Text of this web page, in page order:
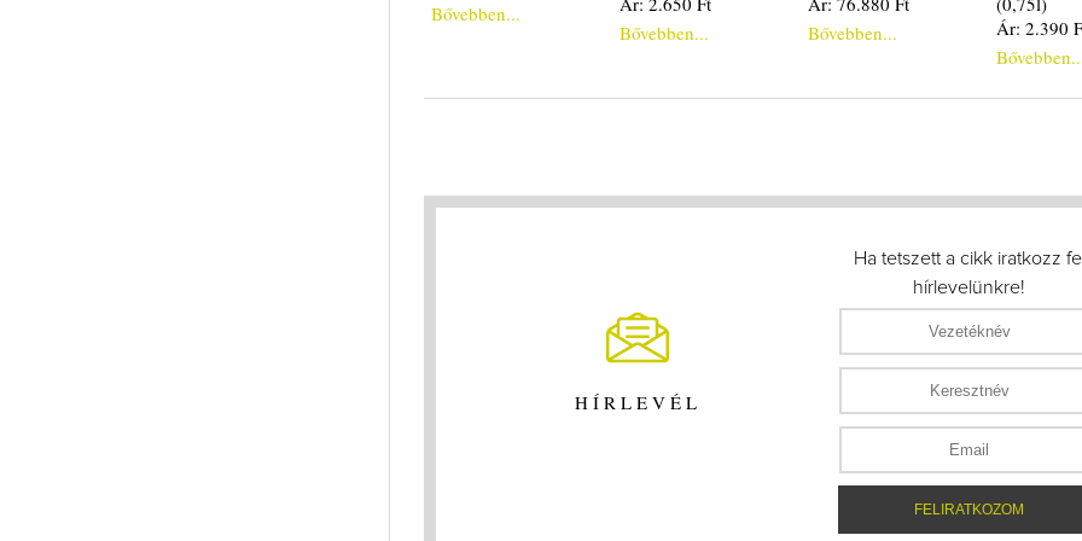
Bővebben...
Bővebben...
Bővebben...
Ár: 2.390
HÍRLEVÉL
Ha tetszett a cikk iratkozz fel
hírlevelünkre!